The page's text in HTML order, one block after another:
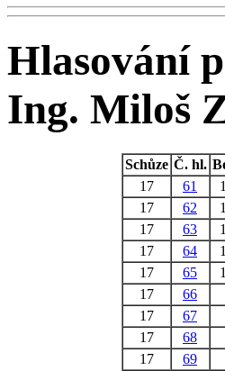
Hlasování
Ing. Miloš
Schůze Č. hl.
17
61
17
62
17
63
17
64
17
65
17
66
17
67
17
68
17
69